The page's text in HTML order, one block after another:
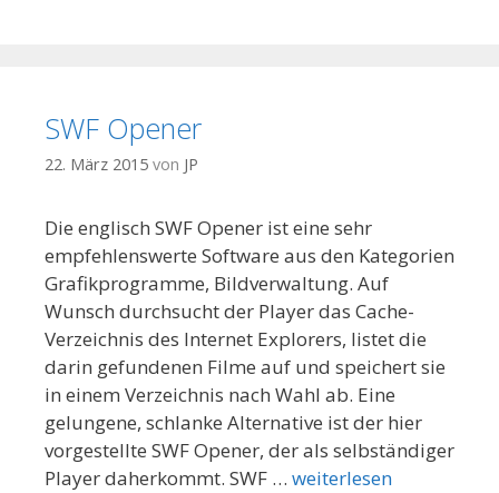
SWF Opener
22. März 2015 von JP
Die englisch SWF Opener ist eine sehr
empfehlenswerte Software aus den Kategorien
Grafikprogramme, Bildverwaltung. Auf
Wunsch durchsucht der Player das Cache-
Verzeichnis des Internet Explorers, listet die
darin gefundenen Filme auf und speichert sie
in einem Verzeichnis nach Wahl ab. Eine
gelungene, schlanke Alternative ist der hier
vorgestellte SWF Opener, der als selbständiger
Player daherkommt. SWF … weiterlesen